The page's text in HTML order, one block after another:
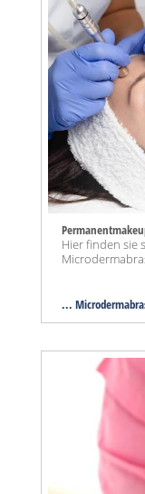
Hier finden sie
...